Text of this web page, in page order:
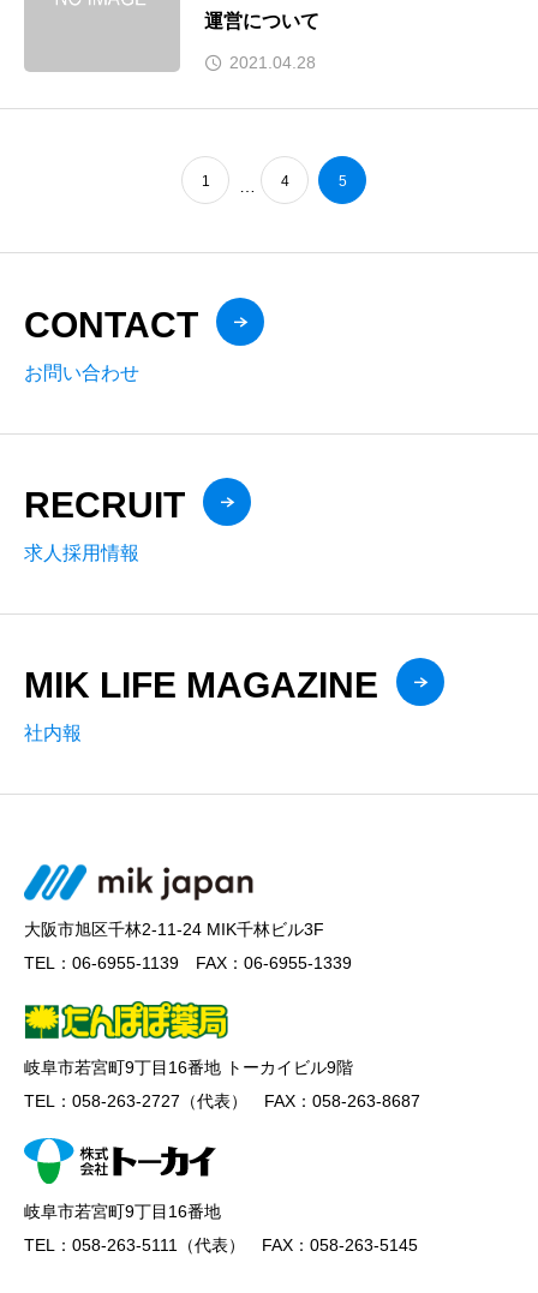
運営について
2021.04.28
1 4 5
CONTACT
お問い合わせ
RECRUIT
求人採用情報
MIK LIFE MAGAZINE
社内報
大阪市旭区千林2-11-24 MIK千林ビル3F
TEL：06-6955-1139 FAX：06-6955-1339
岐阜市若宮町9丁目16番地 トーカイビル9階
TEL：058-263-2727（代表） FAX：058-263-8687
岐阜市若宮町9丁目16番地
TEL：058-263-5111（代表） FAX：058-263-5145